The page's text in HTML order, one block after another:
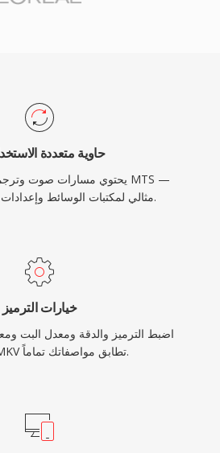
ومكتبات الوسائط الشخصية.
حاوية متعددة
مثالي لمكتبات الوسائط وإعدادات المسرح المنزلي.
خيارات الترميز
اضبط الترميز والدقة ومعدل البت
مخرجات MKV تطابق مواصفاتك تماماً.